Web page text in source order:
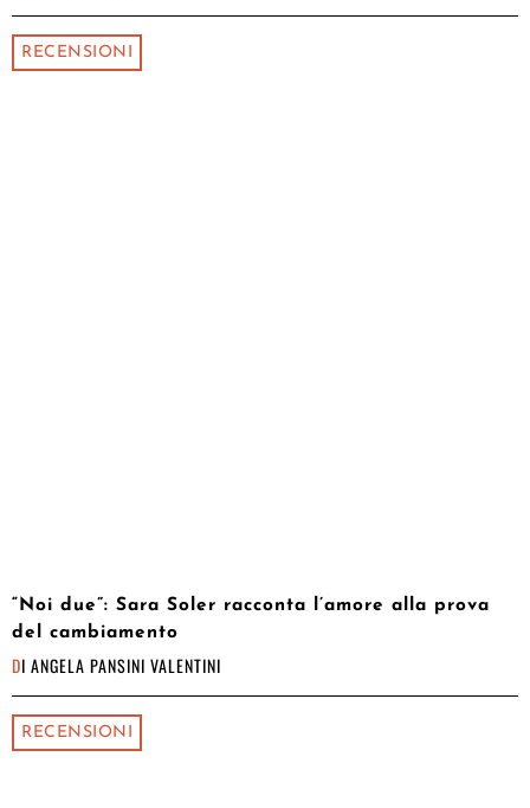
RECENSIONI
“Noi due”: Sara Soler racconta l’amore alla prova
del cambiamento
DI ANGELA PANSINI VALENTINI
RECENSIONI